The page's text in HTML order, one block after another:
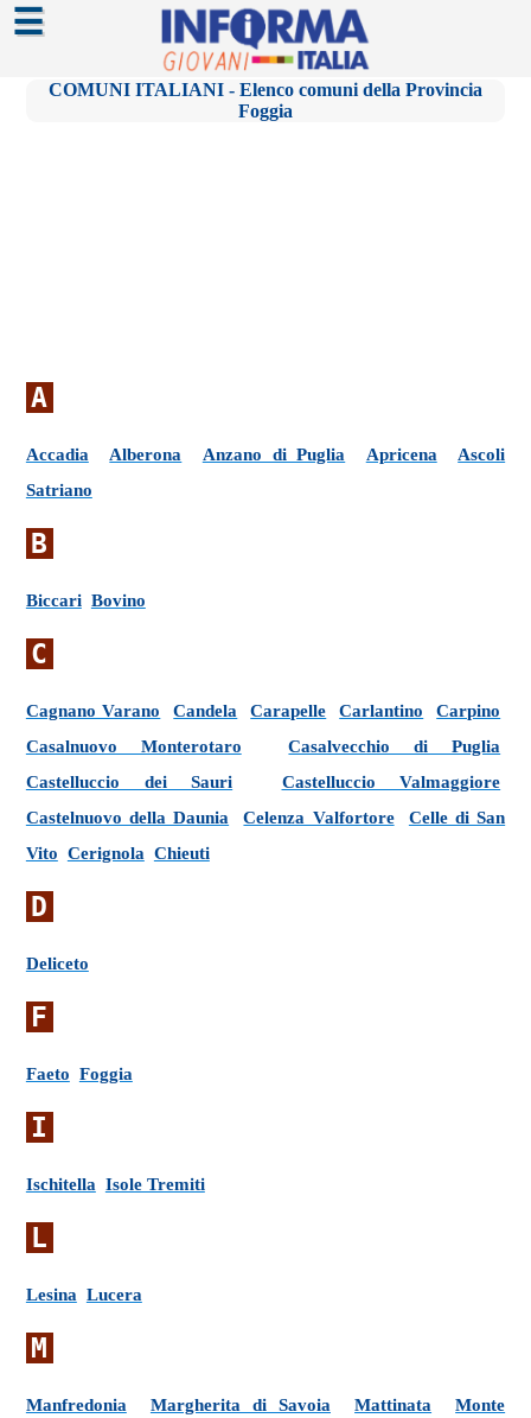
☰
COMUNI ITALIANI - Elenco comuni della Provincia
Foggia
A
Accadia Alberona Anzano di Puglia Apricena
Ascoli
Satriano
B
Biccari Bovino
C
Cagnano Varano Candela Carapelle Carlantino
Carpino
Casalnuovo Monterotaro
Casalvecchio di Puglia
Castelluccio dei Sauri
Castelluccio Valmaggiore
Castelnuovo della Daunia
Celenza Valfortore
Celle di San
Vito Cerignola Chieuti
D
Deliceto
F
Faeto Foggia
I
Ischitella Isole Tremiti
L
Lesina Lucera
M
Manfredonia Margherita di Savoia Mattinata
Monte